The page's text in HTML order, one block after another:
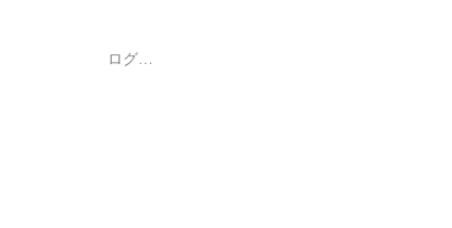
ログイン